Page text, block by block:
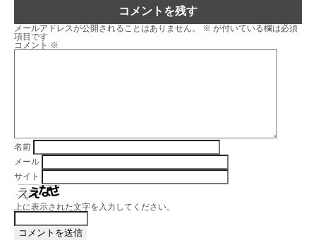
コメントを残す
メールアドレスが公開されることはありません。 ※ が付いている欄は必須
項目です
コメント ※
名前
メール
サイト
上に表示された文字を入力してください。